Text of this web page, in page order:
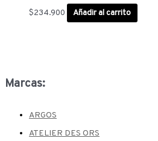
Marcas:
ARGOS
ATELIER DES ORS
$234.900 Añadir al carrito